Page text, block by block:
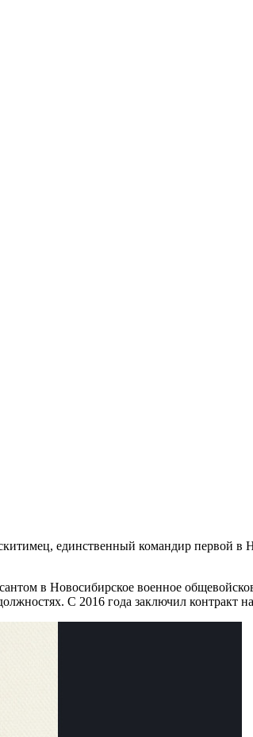
единственный командир первой в
в Новосибирское военное
С 2016 года заключил контракт